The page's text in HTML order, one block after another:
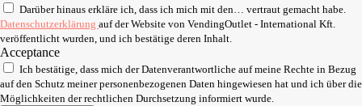
Darüber hinaus erkläre ich, dass ich mich mit den… vertraut gemacht habe.
Datenschutzerklärung auf der Website von VendingOutlet - International Kft.
veröffentlicht wurden, und ich bestätige deren Inhalt.
Acceptance
Ich bestätige, dass mich der Datenverantwortliche auf meine Rechte in Bezug
auf den Schutz meiner personenbezogenen Daten hingewiesen hat und ich über die
Möglichkeiten der rechtlichen Durchsetzung informiert wurde.